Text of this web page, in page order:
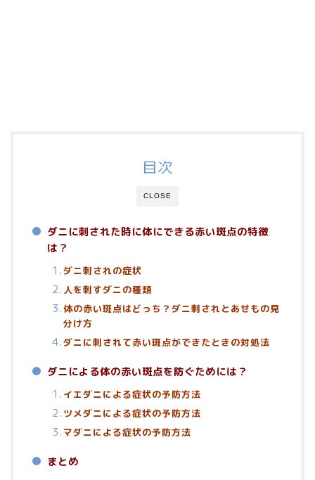
CLOSE
目次
ダニに刺された時に体にできる赤い斑点の特徴
は？
ダニ刺されの症状
人を刺すダニの種類
体の赤い斑点はどっち？ダニ刺されとあせもの見
分け方
ダニに刺されて赤い斑点ができたときの対処法
ダニによる体の赤い斑点を防ぐためには？
イエダニによる症状の予防方法
ツメダニによる症状の予防方法
マダニによる症状の予防方法
まとめ